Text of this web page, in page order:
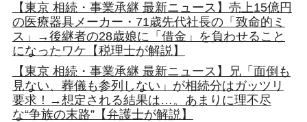
【東京 相続・事業承継 最新ニュース】売上15億円
の医療器具メーカー・71歳先代社長の「致命的ミ
ス」→後継者の28歳娘に「借金」を負わせること
になったワケ【税理士が解説】
【東京 相続・事業承継 最新ニュース】兄「面倒も
見ない、葬儀も参列しない」が相続分はガッツリ
要求！→想定される結果は…。あまりに理不尽
な“争族の末路”【弁護士が解説】